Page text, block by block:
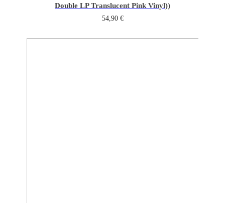
Double LP Translucent Pink Vinyl))
54,90 €